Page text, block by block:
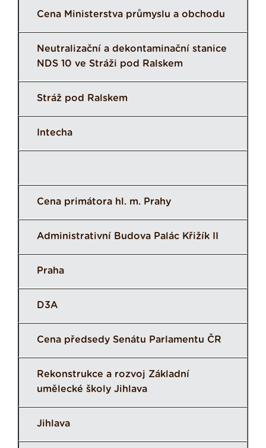
Cena Ministerstva průmyslu a obchodu
Neutralizační a dekontaminační stanice
NDS 10 ve Stráži pod Ralskem
Stráž pod Ralskem
Intecha
Cena primátora hl. m. Prahy
Administrativní Budova Palác Křižík II
Praha
D3A
Cena předsedy Senátu Parlamentu ČR
Rekonstrukce a rozvoj Základní
umělecké školy Jihlava
Jihlava